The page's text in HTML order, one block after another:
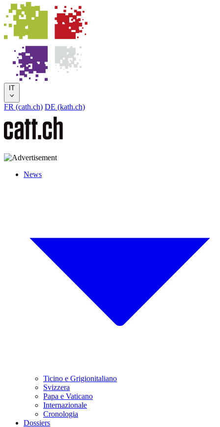
IT
FR (cath.ch) DE (kath.ch)
News
Ticino e Grigionitaliano
Svizzera
Papa e Vaticano
Internazionale
Cronologia
Dossiers